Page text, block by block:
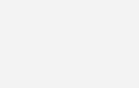
bevorzugt mit